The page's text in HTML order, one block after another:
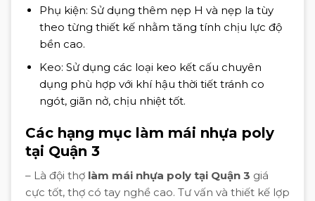
Phụ kiện: Sử dụng thêm nẹp H và nẹp la tùy
theo từng thiết kế nhằm tăng tính chịu lực độ
bền cao.
Keo: Sử dụng các loại keo kết cấu chuyên
dụng phù hợp với khí hậu thời tiết tránh co
ngót, giãn nở, chịu nhiệt tốt.
Các hạng mục làm mái nhựa poly
tại Quận 3
– Là đội thợ làm mái nhựa poly tại Quận 3 giá
cực tốt, thợ có tay nghề cao. Tư vấn và thiết kế lợp